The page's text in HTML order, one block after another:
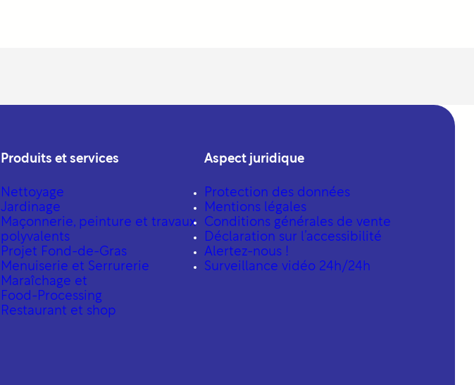
Produits et services
Nettoyage
Jardinage
Maçonnerie, peinture et travaux
polyvalents
Projet Fond-de-Gras
Menuiserie et Serrurerie
Maraîchage et
Food-Processing
Restaurant et shop
Aspect juridique
Protection des données
Mentions légales
Conditions générales de vente
Déclaration sur l’accessibilité
Alertez-nous !
Surveillance vidéo 24h/24h